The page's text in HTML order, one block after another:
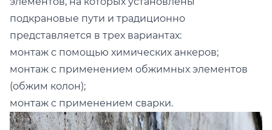
подкрановые пути и традиционно
представляется в трех вариантах:
монтаж с помощью химических анкеров;
монтаж с применением обжимных элементов
(обжим колон);
монтаж с применением сварки.